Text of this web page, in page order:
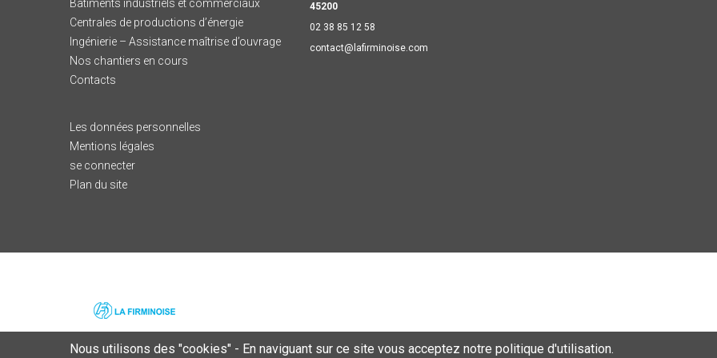
Bâtiments industriels et commerciaux
Centrales de productions d’énergie
Ingénierie – Assistance maîtrise d’ouvrage
Nos chantiers en cours
Contacts
Les données personnelles
Mentions légales
se connecter
Plan du site
45200
02 38 85 12 58
contact@lafirminoise.com
Nous utilisons des "cookies" - En naviguant sur ce site vous acceptez notre politique d'utilisation.